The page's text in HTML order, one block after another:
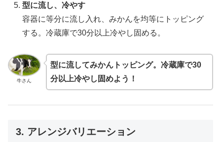
型に流し、冷やす
容器に等分に流し入れ、みかんを均等にトッピング
する。冷蔵庫で30分以上冷やし固める。
牛さん
型に流してみかんトッピング。冷蔵庫で30
分以上冷やし固めよう！
3. アレンジバリエーション